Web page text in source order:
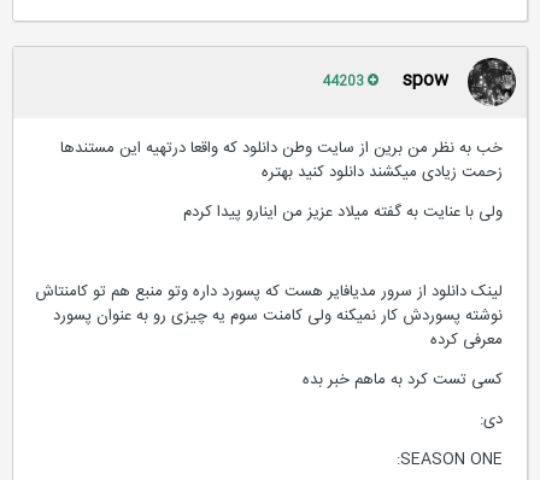
spow
خب به نظر من برین از سایت وطن دانلود که واقعا درتهیه این مستندها
زحمت زیادی میکشند دانلود کنید بهتره
ولی با عنایت به گفته میلاد عزیز من اینارو پیدا کردم
لینک دانلود از سرور مدیافایر هست که پسورد داره وتو منبع هم تو کامنتاش
نوشته پسوردش کار نمیکنه ولی کامنت سوم یه چیزی رو به عنوان پسورد
معرفی کرده
کسی تست کرد به ماهم خبر بده
دی:
SEASON ONE: